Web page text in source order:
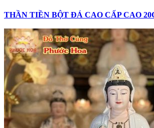
THẦN TIỀN BỘT ĐÁ CAO CẤP CAO